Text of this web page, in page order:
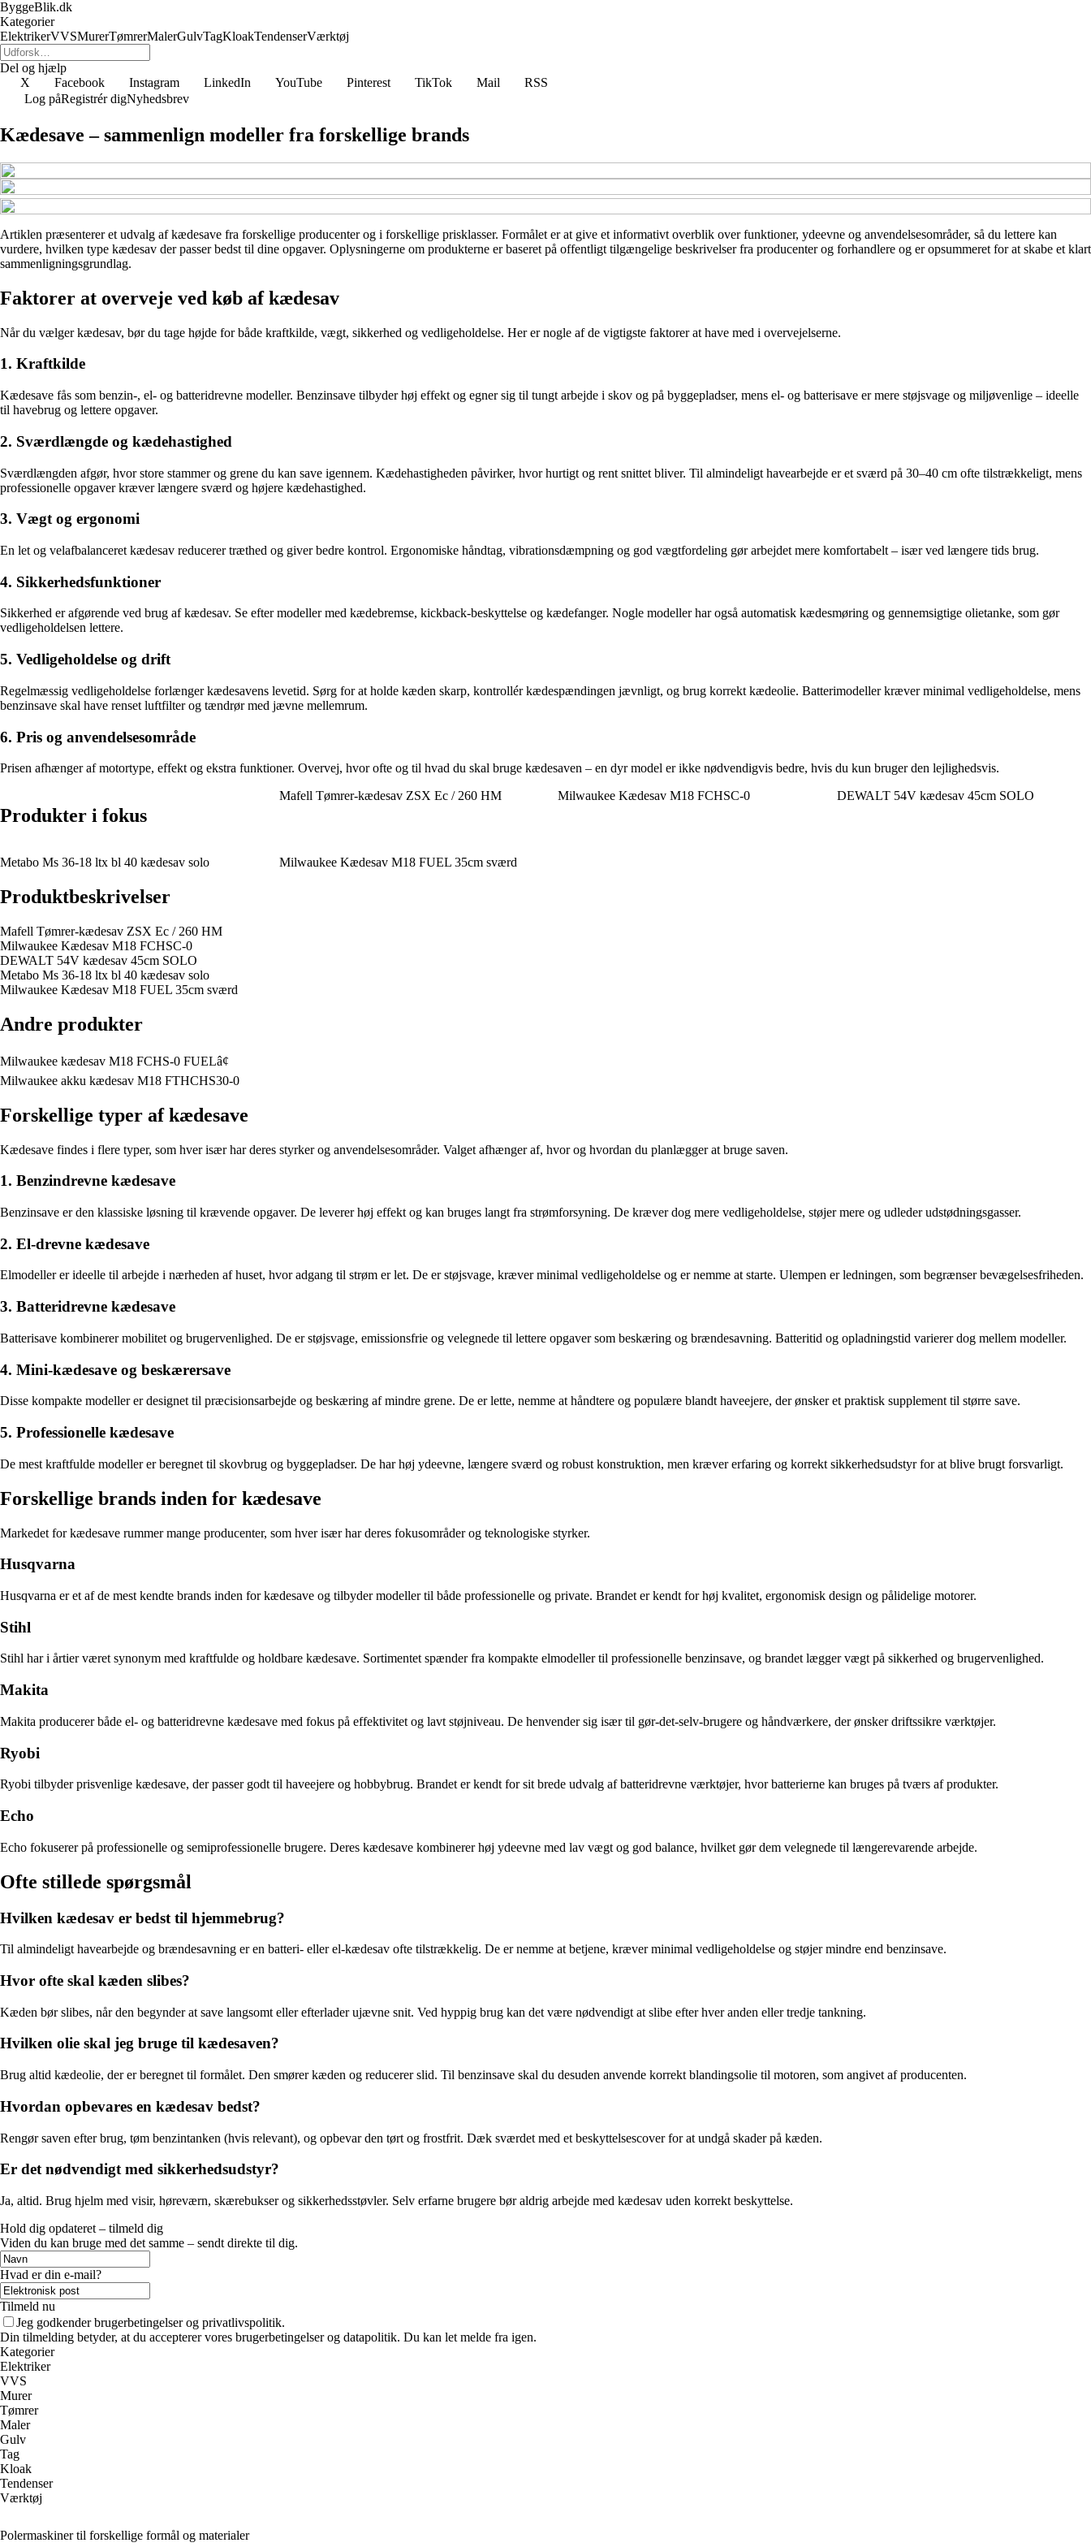
ByggeBlik.dk
Kategorier
ElektrikerVVSMurerTømrerMalerGulvTagKloakTendenserVærktøj
Del og hjælp
X
Facebook Instagram LinkedIn YouTube Pinterest TikTok Mail
RSS
Log påRegistrér digNyhedsbrev
Kædesave – sammenlign modeller fra forskellige brands
Artiklen præsenterer et udvalg af kædesave fra forskellige producenter og i forskellige prisklasser. Formålet er at give et informativt overblik over funktioner, ydeevne og anvendelsesområder, så du lettere kan
vurdere, hvilken type kædesav der passer bedst til dine opgaver. Oplysningerne om produkterne er baseret på offentligt tilgængelige beskrivelser fra producenter og forhandlere og er opsummeret for at skabe et klart
sammenligningsgrundlag.
Faktorer at overveje ved køb af kædesav
Når du vælger kædesav, bør du tage højde for både kraftkilde, vægt, sikkerhed og vedligeholdelse. Her er nogle af de vigtigste faktorer at have med i overvejelserne.
1. Kraftkilde
Kædesave fås som benzin-, el- og batteridrevne modeller. Benzinsave tilbyder høj effekt og egner sig til tungt arbejde i skov og på byggepladser, mens el- og batterisave er mere støjsvage og miljøvenlige – ideelle
til havebrug og lettere opgaver.
2. Sværdlængde og kædehastighed
Sværdlængden afgør, hvor store stammer og grene du kan save igennem. Kædehastigheden påvirker, hvor hurtigt og rent snittet bliver. Til almindeligt havearbejde er et sværd på 30–40 cm ofte tilstrækkeligt, mens
professionelle opgaver kræver længere sværd og højere kædehastighed.
3. Vægt og ergonomi
En let og velafbalanceret kædesav reducerer træthed og giver bedre kontrol. Ergonomiske håndtag, vibrationsdæmpning og god vægtfordeling gør arbejdet mere komfortabelt – især ved længere tids brug.
4. Sikkerhedsfunktioner
Sikkerhed er afgørende ved brug af kædesav. Se efter modeller med kædebremse, kickback-beskyttelse og kædefanger. Nogle modeller har også automatisk kædesmøring og gennemsigtige olietanke, som gør
vedligeholdelsen lettere.
5. Vedligeholdelse og drift
Regelmæssig vedligeholdelse forlænger kædesavens levetid. Sørg for at holde kæden skarp, kontrollér kædespændingen jævnligt, og brug korrekt kædeolie. Batterimodeller kræver minimal vedligeholdelse, mens
benzinsave skal have renset luftfilter og tændrør med jævne mellemrum.
6. Pris og anvendelsesområde
Prisen afhænger af motortype, effekt og ekstra funktioner. Overvej, hvor ofte og til hvad du skal bruge kædesaven – en dyr model er ikke nødvendigvis bedre, hvis du kun bruger den lejlighedsvis.
Produkter i fokus
Mafell Tømrer-kædesav ZSX Ec / 260 HM Milwaukee Kædesav M18 FCHSC-0 DEWALT 54V kædesav 45cm SOLO
Metabo Ms 36-18 ltx bl 40 kædesav solo Milwaukee Kædesav M18 FUEL 35cm sværd
Produktbeskrivelser
Mafell Tømrer-kædesav ZSX Ec / 260 HM
Milwaukee Kædesav M18 FCHSC-0
DEWALT 54V kædesav 45cm SOLO
Metabo Ms 36-18 ltx bl 40 kædesav solo
Milwaukee Kædesav M18 FUEL 35cm sværd
Andre produkter
Milwaukee kædesav M18 FCHS-0 FUELâ¢
Milwaukee akku kædesav M18 FTHCHS30-0
Forskellige typer af kædesave
Kædesave findes i flere typer, som hver især har deres styrker og anvendelsesområder. Valget afhænger af, hvor og hvordan du planlægger at bruge saven.
1. Benzindrevne kædesave
Benzinsave er den klassiske løsning til krævende opgaver. De leverer høj effekt og kan bruges langt fra strømforsyning. De kræver dog mere vedligeholdelse, støjer mere og udleder udstødningsgasser.
2. El-drevne kædesave
Elmodeller er ideelle til arbejde i nærheden af huset, hvor adgang til strøm er let. De er støjsvage, kræver minimal vedligeholdelse og er nemme at starte. Ulempen er ledningen, som begrænser bevægelsesfriheden.
3. Batteridrevne kædesave
Batterisave kombinerer mobilitet og brugervenlighed. De er støjsvage, emissionsfrie og velegnede til lettere opgaver som beskæring og brændesavning. Batteritid og opladningstid varierer dog mellem modeller.
4. Mini-kædesave og beskærersave
Disse kompakte modeller er designet til præcisionsarbejde og beskæring af mindre grene. De er lette, nemme at håndtere og populære blandt haveejere, der ønsker et praktisk supplement til større save.
5. Professionelle kædesave
De mest kraftfulde modeller er beregnet til skovbrug og byggepladser. De har høj ydeevne, længere sværd og robust konstruktion, men kræver erfaring og korrekt sikkerhedsudstyr for at blive brugt forsvarligt.
Forskellige brands inden for kædesave
Markedet for kædesave rummer mange producenter, som hver især har deres fokusområder og teknologiske styrker.
Husqvarna
Husqvarna er et af de mest kendte brands inden for kædesave og tilbyder modeller til både professionelle og private. Brandet er kendt for høj kvalitet, ergonomisk design og pålidelige motorer.
Stihl
Stihl har i årtier været synonym med kraftfulde og holdbare kædesave. Sortimentet spænder fra kompakte elmodeller til professionelle benzinsave, og brandet lægger vægt på sikkerhed og brugervenlighed.
Makita
Makita producerer både el- og batteridrevne kædesave med fokus på effektivitet og lavt støjniveau. De henvender sig især til gør-det-selv-brugere og håndværkere, der ønsker driftssikre værktøjer.
Ryobi
Ryobi tilbyder prisvenlige kædesave, der passer godt til haveejere og hobbybrug. Brandet er kendt for sit brede udvalg af batteridrevne værktøjer, hvor batterierne kan bruges på tværs af produkter.
Echo
Echo fokuserer på professionelle og semiprofessionelle brugere. Deres kædesave kombinerer høj ydeevne med lav vægt og god balance, hvilket gør dem velegnede til længerevarende arbejde.
Ofte stillede spørgsmål
Hvilken kædesav er bedst til hjemmebrug?
Til almindeligt havearbejde og brændesavning er en batteri- eller el-kædesav ofte tilstrækkelig. De er nemme at betjene, kræver minimal vedligeholdelse og støjer mindre end benzinsave.
Hvor ofte skal kæden slibes?
Kæden bør slibes, når den begynder at save langsomt eller efterlader ujævne snit. Ved hyppig brug kan det være nødvendigt at slibe efter hver anden eller tredje tankning.
Hvilken olie skal jeg bruge til kædesaven?
Brug altid kædeolie, der er beregnet til formålet. Den smører kæden og reducerer slid. Til benzinsave skal du desuden anvende korrekt blandingsolie til motoren, som angivet af producenten.
Hvordan opbevares en kædesav bedst?
Rengør saven efter brug, tøm benzintanken (hvis relevant), og opbevar den tørt og frostfrit. Dæk sværdet med et beskyttelsescover for at undgå skader på kæden.
Er det nødvendigt med sikkerhedsudstyr?
Ja, altid. Brug hjelm med visir, høreværn, skærebukser og sikkerhedsstøvler. Selv erfarne brugere bør aldrig arbejde med kædesav uden korrekt beskyttelse.
Hold dig opdateret – tilmeld dig
Viden du kan bruge med det samme – sendt direkte til dig.
Hvad er din e-mail?
Tilmeld nu
Jeg godkender brugerbetingelser og privatlivspolitik.
Din tilmelding betyder, at du accepterer vores brugerbetingelser og datapolitik. Du kan let melde fra igen.
Kategorier
Elektriker
VVS
Murer
Tømrer
Maler
Gulv
Tag
Kloak
Tendenser
Værktøj
Polermaskiner til forskellige formål og materialer